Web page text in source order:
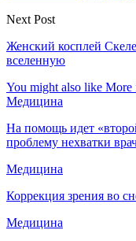
Next Post
Женский косплей
вселенную
You might also like More
Медицина
На помощь идет
проблему нехватки
Медицина
Коррекция зрения во
Медицина